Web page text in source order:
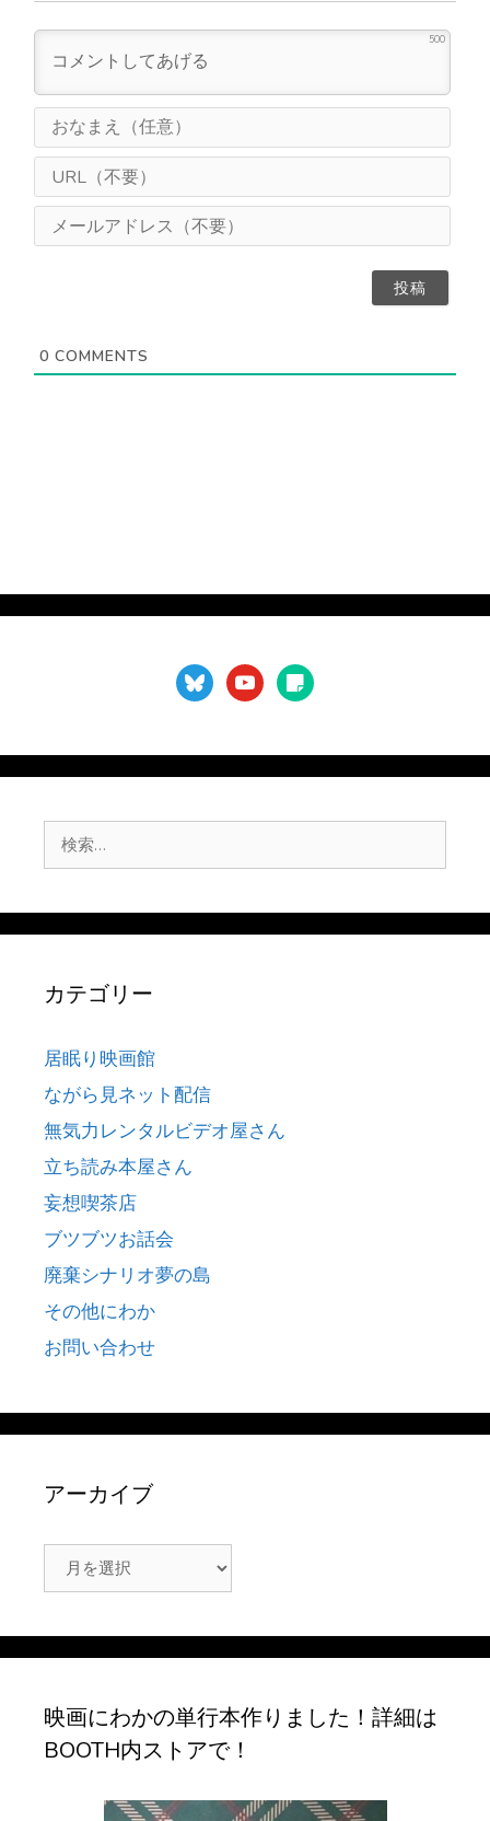
500
ま
（
意
L
（
0 COMMENTS
blueskyyoutubesticky-
note
索:
カテゴリー
居眠り映画館
ながら見ネット配信
無気力レンタルビデオ屋さん
立ち読み本屋さん
妄想喫茶店
ブツブツお話会
廃棄シナリオ夢の島
その他にわか
お問い合わせ
アーカイブ
ー
映画にわかの単行本作りました！詳細は
BOOTH内ストアで！